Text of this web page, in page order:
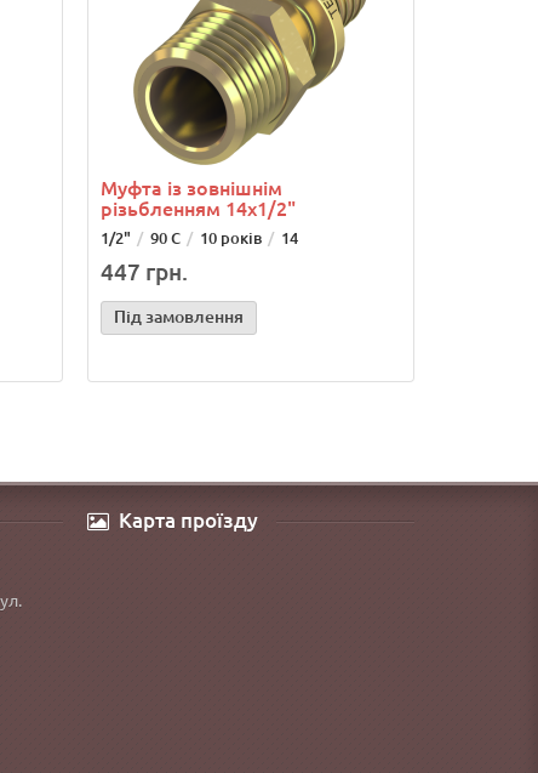
Муфта із зовнішнім
різьбленням 14х1/2"
1/2" 90 С 10 років 14
447 грн.
Під замовлення
Карта проїзду